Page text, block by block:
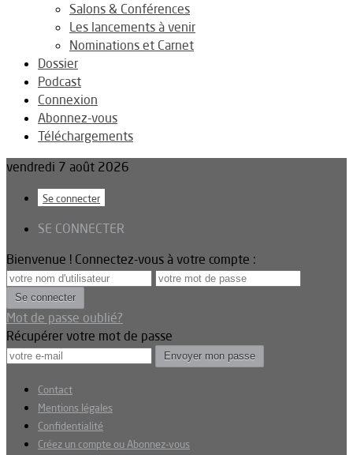
Salons & Conférences
Les lancements à venir
Nominations et Carnet
Dossier
Podcast
Connexion
Abonnez-vous
Téléchargements
vendredi 7 août 2026
Se connecter
SE CONNECTER
Bienvenue ! Connectez-vous à votre compte :
Mot de passe oublié?
Récupérer votre mot de passe
Contact
Mentions légales
Confidentialité
Créez un compte ou Abonnez-vous